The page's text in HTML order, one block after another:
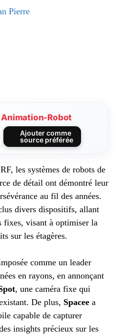
Pierre
Animation-Robot
Ajouter comme
source préférée
les systèmes de robots de
de détail ont démontré leur
au fil des années.
divers dispositifs, allant
fixes, visant à optimiser la
sur les étagères.
comme un leader
en rayons, en annonçant
, une caméra fixe qui
De plus, Spacee a
capable de capturer
insights précieux sur les